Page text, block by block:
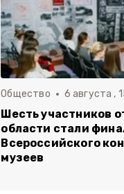
Общество 6 августа ,
Шесть участников
области стали
Всероссийского
музеев